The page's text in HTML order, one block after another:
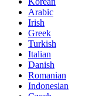
Arabic
Irish
Greek
Turkish
Italian
Danish
Romanian
Indonesian